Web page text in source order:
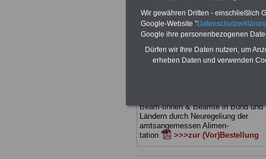
und erläutern auch komplizierte
Sachverhalte ver-ständlich (auch für
Mitarbeiterinnen und Mitarbeiter
Bayerngeeignet).BEHÖRDEN-ABO
hier bestellen
Beam-tinnen & Beamte in Bund und
Ländern durch Neuregeliung der
amtsangemessen Alimen-
tation
>>>zur (Vor)Bestellung
Wir gewähren Dritten - einschließlich
Google-Website "
Google ihre personenbezogenen
Dürfen wir Ihre Daten nutzen, um
erheben Daten und verwenden